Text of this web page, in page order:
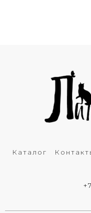
Каталог